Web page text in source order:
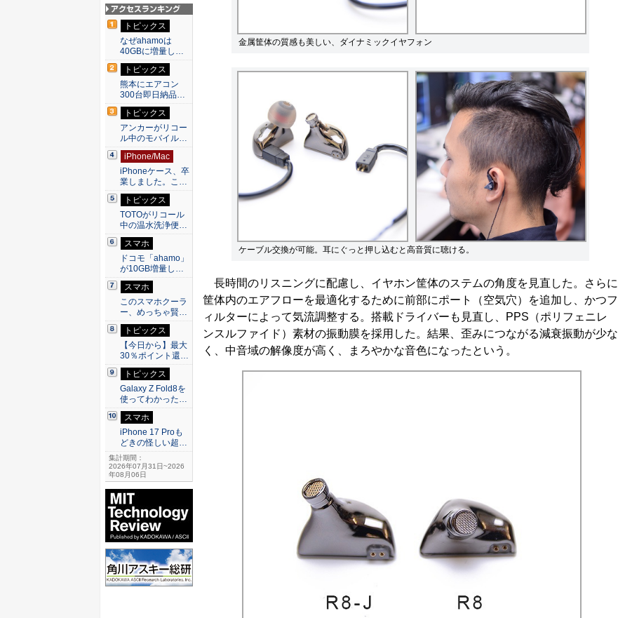
金属筐体の質感も美しい、ダイナミックイヤフォン
ケーブル交換が可能。耳にぐっと押し込むと高音質に聴ける。
長時間のリスニングに配慮し、イヤホン筐体のステムの角度を見直した。さらに
筐体内のエアフローを最適化するために前部にポート（空気穴）を追加し、かつフ
ィルターによって気流調整する。搭載ドライバーも見直し、PPS（ポリフェニレ
ンスルファイド）素材の振動膜を採用した。結果、歪みにつながる減衰振動が少な
く、中音域の解像度が高く、まろやかな音色になったという。
アクセスランキン
グ
トピックス
なぜahamoは
40GBに増量し…
トピックス
熊本にエアコン
300台即日納品…
トピックス
アンカーがリコー
ル中のモバイル…
iPhone/Mac
iPhoneケース、卒
業しました。こ…
トピックス
TOTOがリコール
中の温水洗浄便…
スマホ
ドコモ「ahamo」
が10GB増量し…
スマホ
このスマホクーラ
ー、めっちゃ賢…
トピックス
【今日から】最大
30％ポイント還…
トピックス
Galaxy Z Fold8を
使ってわかった…
スマホ
iPhone 17 Proも
どきの怪しい超…
集計期間：
2026年07月31日~2026
年08月06日